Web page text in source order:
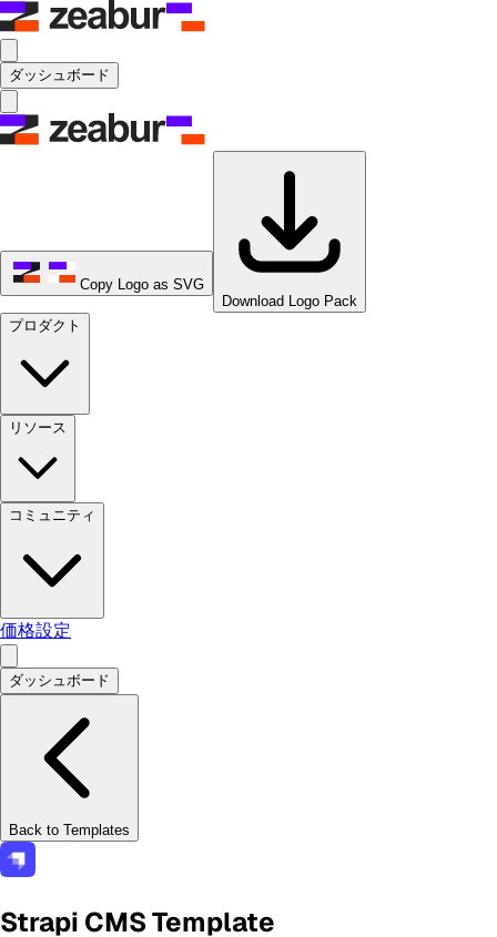
ダッシュボード
Copy Logo as SVG
Download Logo Pack
プロダクト
リソース
コミュニティ
価格設定
ダッシュボード
Back to Templates
Strapi CMS Template